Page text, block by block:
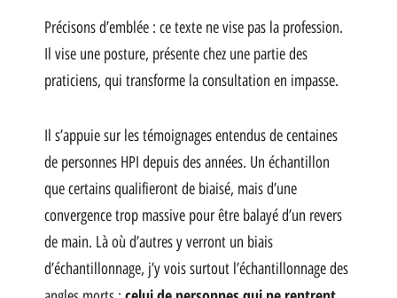
Précisons d’emblée : ce texte ne vise pas la profession.
Il vise une posture, présente chez une partie des
praticiens, qui transforme la consultation en impasse.
Il s’appuie sur les témoignages entendus de centaines
de personnes HPI depuis des années. Un échantillon
que certains qualifieront de biaisé, mais d’une
convergence trop massive pour être balayé d’un revers
de main. Là où d’autres y verront un biais
d’échantillonnage, j’y vois surtout l’échantillonnage des